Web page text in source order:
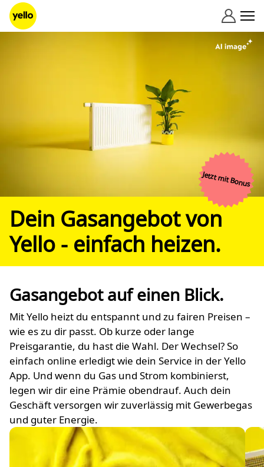
Zum Inhalt springen
Dein Gasangebot von
Yello - einfach heizen.
Jetzt mit Bonus
Gasangebot auf einen Blick.
Mit Yello heizt du entspannt und zu fairen Preisen –
wie es zu dir passt. Ob kurze oder lange
Preisgarantie, du hast die Wahl. Der Wechsel? So
einfach online erledigt wie dein Service in der Yello
App. Und wenn du Gas und Strom kombinierst,
legen wir dir eine Prämie obendrauf. Auch dein
Geschäft versorgen wir zuverlässig mit Gewerbegas
und guter Energie.